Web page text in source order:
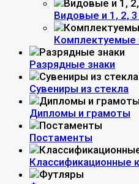
Видовые и 1, 2,
Комплектуемые
Разрядные знаки
Сувениры из стекла
Дипломы и грамоты
Постаменты
Классификационные